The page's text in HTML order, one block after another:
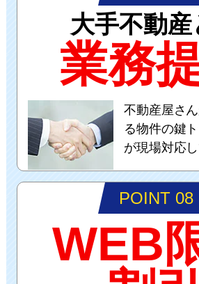
大手不動産
業務
不動産屋さ
る物件の鍵
が現場対応
POINT 08
WEB